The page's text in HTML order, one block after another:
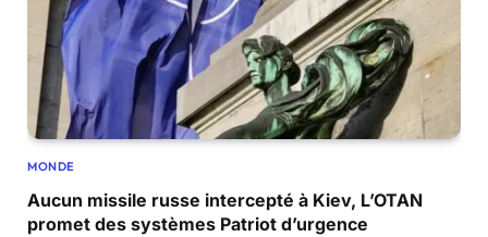
MONDE
Aucun missile russe intercepté à Kiev, L’OTAN
promet des systèmes Patriot d’urgence